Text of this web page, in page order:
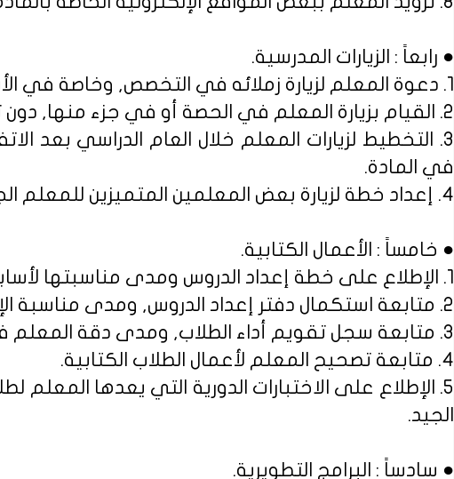
● رابعاً : الزيارات المدرسية.
1. دعوة المعلم لزيارة زملائه في التخصص, وخاصة في الأسابيع الأولى من الدراسة.
2. القيام بزيارة المعلم في الحصة أو في جزء منها, دون تسجيل أي ملاحظات.
3. التخطيط لزيارات المعلم خلال العام الدراسي بعد
في المادة.
4. إعداد خطة لزيارة بعض المعلمين المتميزين للمعلم الجديد خلال العام الدراسي.
● خامساً : الأعمال الكتابية.
1. الإطلاع على خطة إعداد الدروس ومدى مناسبتها لأسابيع الفصل الدراسي.
2. متابعة استكمال دفتر إعداد الدروس, ومدى مناسبة الإعداد للتوجهات التربوية الحديثة.
3. متابعة سجل تقويم أداء الطلاب, ومدى دقة المعلم في توظيفه.
4. متابعة تصحيح المعلم لأعمال الطلاب الكتابية.
5. الإطلاع على الاختبارات الدورية التي يعدها المعلم
الجيد.
● سادساً : البرامج التطويرية.